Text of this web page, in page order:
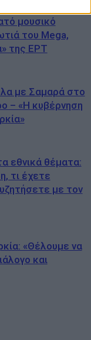
μουσικό
του Mega,
της ΕΡΤ
με Σαμαρά στο
– «Η κυβέρνηση
εθνικά θέματα:
τι έχετε
με τον
«Θέλουμε να
και